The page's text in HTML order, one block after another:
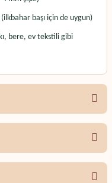
başı için de uygun)
bere, ev tekstili gibi